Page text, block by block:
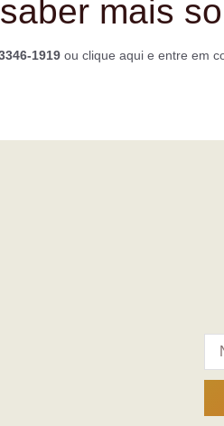
mais
1919 ou clique aqui e entre em